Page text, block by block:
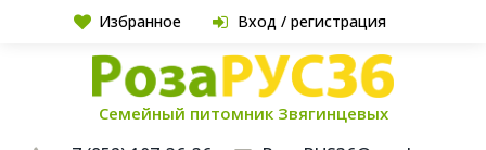
Избранное Вход / регистрация
Семейный питомник Звягинцевых